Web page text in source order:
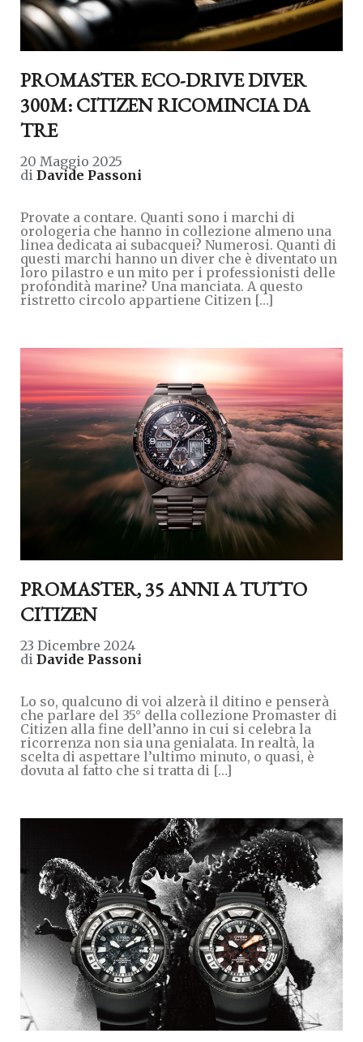
PROMASTER ECO-DRIVE DIVER
300M: CITIZEN RICOMINCIA DA
TRE
20 Maggio 2025
di Davide Passoni
Provate a contare. Quanti sono i marchi di
orologeria che hanno in collezione almeno una
linea dedicata ai subacquei? Numerosi. Quanti di
questi marchi hanno un diver che è diventato un
loro pilastro e un mito per i professionisti delle
profondità marine? Una manciata. A questo
ristretto circolo appartiene Citizen […]
PROMASTER, 35 ANNI A TUTTO
CITIZEN
23 Dicembre 2024
di Davide Passoni
Lo so, qualcuno di voi alzerà il ditino e penserà
che parlare del 35° della collezione Promaster di
Citizen alla fine dell’anno in cui si celebra la
ricorrenza non sia una genialata. In realtà, la
scelta di aspettare l’ultimo minuto, o quasi, è
dovuta al fatto che si tratta di […]